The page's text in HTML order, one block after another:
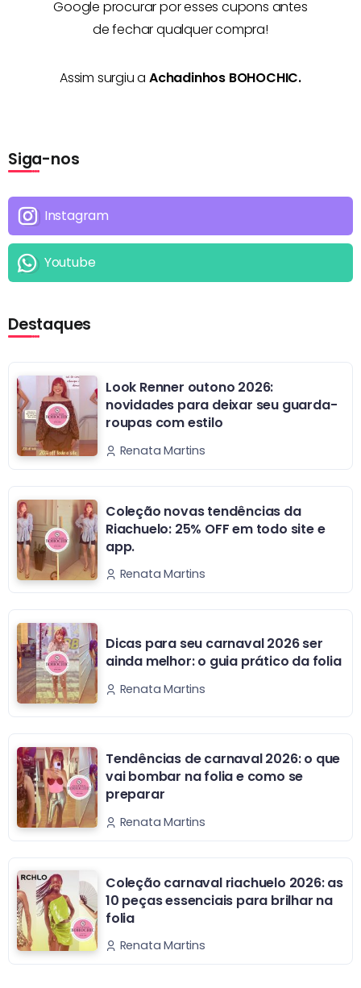
Google procurar por esses cupons antes
de fechar qualquer compra!
Assim surgiu a Achadinhos BOHOCHIC.
Siga-nos
Instagram
Youtube
Destaques
Look Renner outono 2026:
novidades para deixar seu guarda-
roupas com estilo
Renata Martins
Coleção novas tendências da
Riachuelo: 25% OFF em todo site e
app.
Renata Martins
Dicas para seu carnaval 2026 ser
ainda melhor: o guia prático da folia
Renata Martins
Tendências de carnaval 2026: o que
vai bombar na folia e como se
preparar
Renata Martins
Coleção carnaval riachuelo 2026: as
10 peças essenciais para brilhar na
folia
Renata Martins